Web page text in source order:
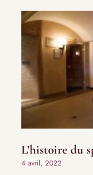
L’histoire du
4 avril, 2022